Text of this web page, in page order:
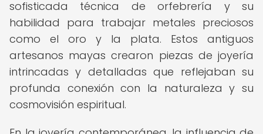
sofisticada técnica de orfebrería y su
habilidad para trabajar metales preciosos
como el oro y la plata. Estos antiguos
artesanos mayas crearon piezas de joyería
intrincadas y detalladas que reflejaban su
profunda conexión con la naturaleza y su
cosmovisión espiritual.